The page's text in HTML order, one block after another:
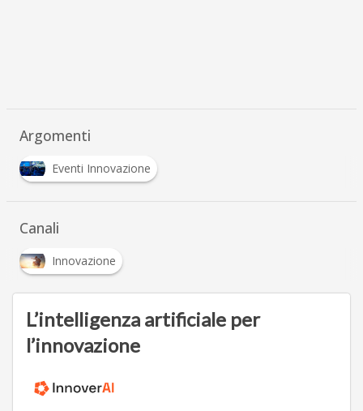
Argomenti
Eventi Innovazione
Canali
Innovazione
L’intelligenza artificiale per
l’innovazione